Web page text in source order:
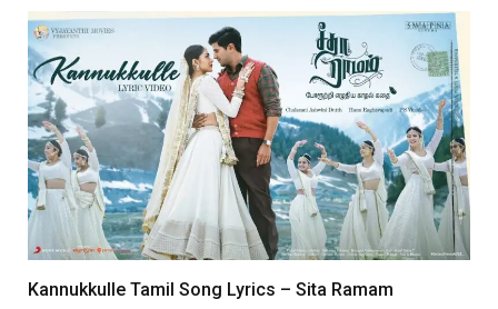
Kannukkulle Tamil Song Lyrics – Sita Ramam